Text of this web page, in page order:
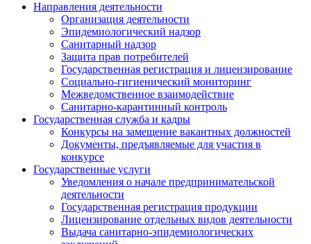
Направления деятельности
Организация деятельности
Эпидемиологический надзор
Санитарный надзор
Защита прав потребителей
Государственная регистрация и лицензирование
Социально-гигиенический мониторинг
Межведомственное взаимодействие
Санитарно-карантинный контроль
Государственная служба и кадры
Конкурсы на замещение вакантных должностей
Документы, предъявляемые для участия в
конкурсе
Государственные услуги
Уведомления о начале предпринимательской
деятельности
Государственная регистрация продукции
Лицензирование отдельных видов деятельности
Выдача санитарно-эпидемиологических